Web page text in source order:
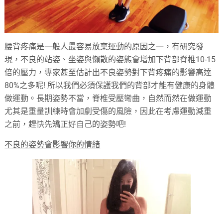
腰背疼痛是一般人最容易放棄運動的原因之一，有研究發
現，不良的站姿、坐姿與懶散的姿態會增加下背部脊椎10-15
倍的壓力，專家甚至估計出不良姿勢對下背疼痛的影響高達
80%之多呢! 所以我們必須保護我們的背部才能有健康的身體
做運動。長期姿勢不當，脊椎受壓彎曲，自然而然在做運動
尤其是重量訓練時會加劇受傷的風險，因此在考慮運動減重
之前，趕快先矯正好自己的姿勢吧!
不良的姿勢會影響你的情緒